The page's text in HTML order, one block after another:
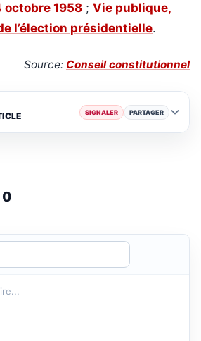
1958 ; Vie publique,
l’élection présidentielle.
Source: Conseil constitutionnel
SIGNALER PARTAGER
0